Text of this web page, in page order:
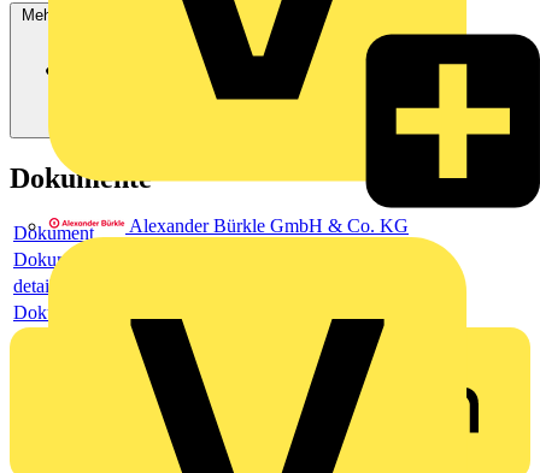
Alexander Bürkle GmbH & Co. KG
Mehr anzeigen
Dokumente
Dokument
Dokument
detail
Dokument